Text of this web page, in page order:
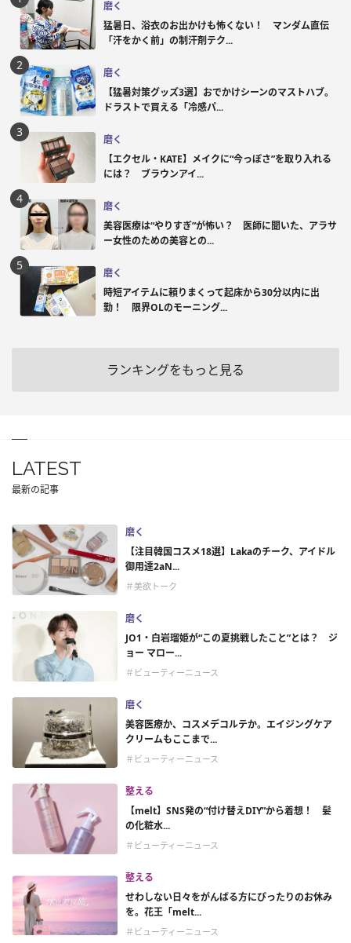
磨く
猛暑日、浴衣のお出かけも怖くない！ マンダム直伝
「汗をかく前」の制汗剤テク...
磨く
【猛暑対策グッズ3選】おでかけシーンのマストハブ。
ドラストで買える「冷感パ...
磨く
【エクセル・KATE】メイクに“今っぽさ”を取り入れる
には？ ブラウンアイ...
磨く
美容医療は“やりすぎ”が怖い？ 医師に聞いた、アラサ
ー女性のための美容との...
磨く
時短アイテムに頼りまくって起床から30分以内に出
勤！ 限界OLのモーニング...
ランキングをもっと見る
LATEST
最新の記事
磨く
【注目韓国コスメ18選】Lakaのチーク、アイドル
御用達2aN...
＃美欲トーク
磨く
JO1・白岩瑠姫が“この夏挑戦したこと”とは？ ジ
ョー マロー...
＃ビューティーニュース
磨く
美容医療か、コスメデコルテか。エイジングケア
クリームもここまで...
＃ビューティーニュース
整える
【melt】SNS発の“付け替えDIY”から着想！ 髪
の化粧水...
＃ビューティーニュース
整える
せわしない日々をがんばる方にぴったりのお休み
を。花王「melt...
＃ビューティーニュース